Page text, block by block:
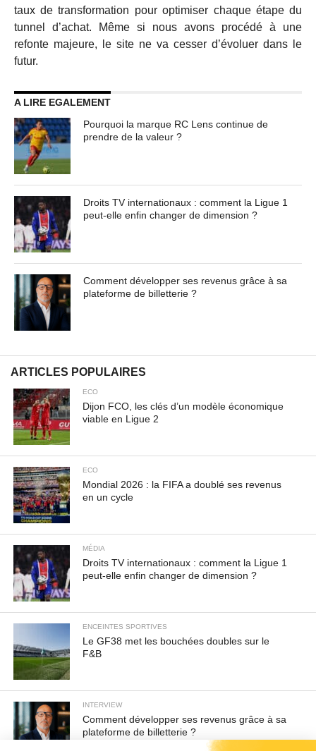
taux de transformation pour optimiser chaque étape du
tunnel d’achat. Même si nous avons procédé à une
refonte majeure, le site ne va cesser d’évoluer dans le
futur.
A LIRE EGALEMENT
Pourquoi la marque RC Lens continue de
prendre de la valeur ?
Droits TV internationaux : comment la Ligue 1
peut-elle enfin changer de dimension ?
Comment développer ses revenus grâce à sa
plateforme de billetterie ?
ARTICLES POPULAIRES
ECO
Dijon FCO, les clés d’un modèle économique
viable en Ligue 2
ECO
Mondial 2026 : la FIFA a doublé ses revenus
en un cycle
MÉDIA
Droits TV internationaux : comment la Ligue 1
peut-elle enfin changer de dimension ?
ENCEINTES SPORTIVES
Le GF38 met les bouchées doubles sur le
F&B
INTERVIEW
Comment développer ses revenus grâce à sa
plateforme de billetterie ?